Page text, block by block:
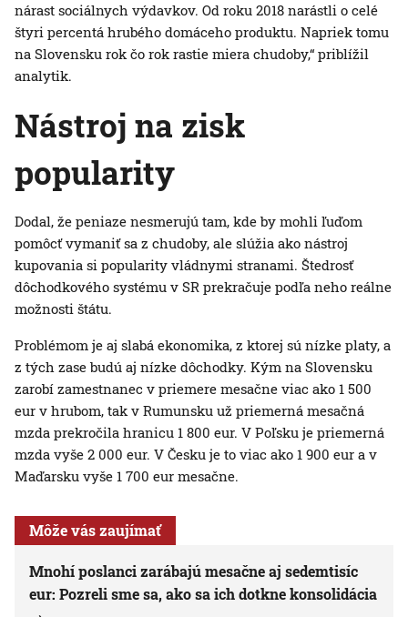
nárast sociálnych výdavkov. Od roku 2018 narástli o celé
štyri percentá hrubého domáceho produktu. Napriek tomu
na Slovensku rok čo rok rastie miera chudoby,“ priblížil
analytik.
Nástroj na zisk
popularity
Dodal, že peniaze nesmerujú tam, kde by mohli ľuďom
pomôcť vymaniť sa z chudoby, ale slúžia ako nástroj
kupovania si popularity vládnymi stranami. Štedrosť
dôchodkového systému v SR prekračuje podľa neho reálne
možnosti štátu.
Problémom je aj slabá ekonomika, z ktorej sú nízke platy, a
z tých zase budú aj nízke dôchodky. Kým na Slovensku
zarobí zamestnanec v priemere mesačne viac ako 1 500
eur v hrubom, tak v Rumunsku už priemerná mesačná
mzda prekročila hranicu 1 800 eur. V Poľsku je priemerná
mzda vyše 2 000 eur. V Česku je to viac ako 1 900 eur a v
Maďarsku vyše 1 700 eur mesačne.
Môže vás zaujímať
Mnohí poslanci zarábajú mesačne aj sedemtisíc
eur: Pozreli sme sa, ako sa ich dotkne konsolidácia